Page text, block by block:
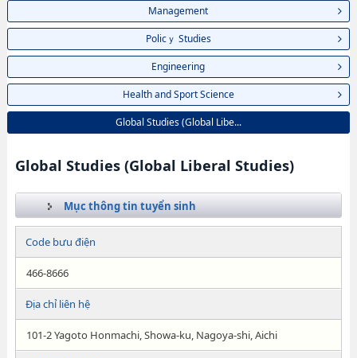
Management
Policｙ Studies
Engineering
Health and Sport Science
Global Studies (Global Libe...
Global Studies (Global Liberal Studies)
Mục thông tin tuyển sinh
Code bưu điện
466-8666
Địa chỉ liên hệ
101-2 Yagoto Honmachi, Showa-ku, Nagoya-shi, Aichi